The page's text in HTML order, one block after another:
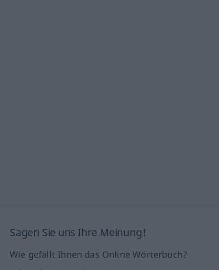
Sagen Sie uns Ihre Meinung!
Wie gefällt Ihnen das Online Wörterbuch?